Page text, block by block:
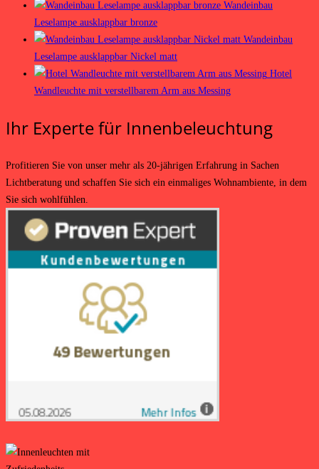
Wandeinbau
Leselampe ausklappbar bronze
Wandeinbau
Leselampe ausklappbar Nickel matt
Hotel
Wandleuchte mit verstellbarem Arm aus Messing
Ihr Experte für Innenbeleuchtung
Profitieren Sie von unser mehr als 20-jährigen Erfahrung in Sachen
Lichtberatung und schaffen Sie sich ein einmaliges Wohnambiente, in dem
Sie sich wohlfühlen.